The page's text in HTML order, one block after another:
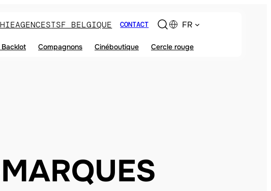
AGENCESTSF BELGIQUE CONTACT FR
Compagnons Cinéboutique Cercle rouge